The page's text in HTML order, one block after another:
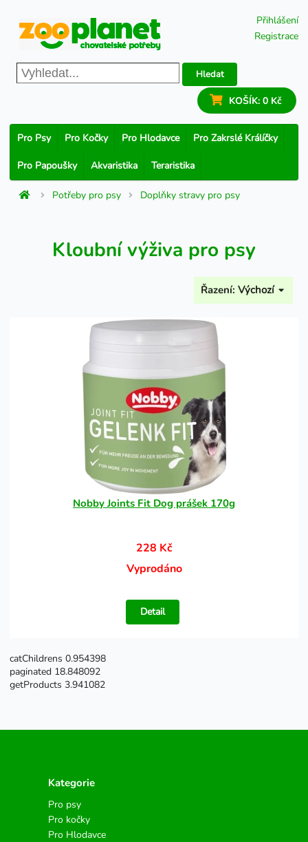
Přihlášení
Registrace
Hledat
KOŠÍK: 0 Kč
Pro Psy Pro Kočky Pro Hlodavce Pro Zakrslé Králíčky
Pro Papoušky Akvaristika Teraristika
Potřeby pro psy Doplňky stravy pro psy
Kloubní výživa pro psy
Řazení: Výchozí
Nobby Joints Fit Dog prášek 170g
228 Kč
Vyprodáno
Detail
catChildrens 0.954398
paginated 18.848092
getProducts 3.941082
Kategorie
Pro psy
Pro kočky
Pro Hlodavce